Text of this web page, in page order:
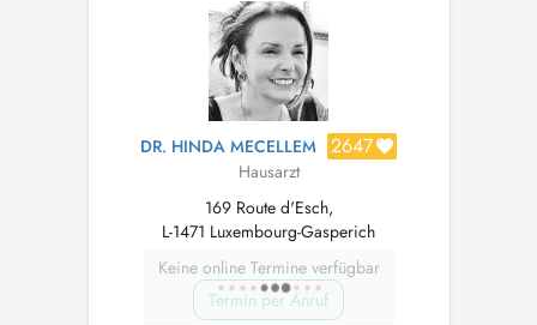
DR. HINDA MECELLEM 2647
Hausarzt
169 Route d'Esch,
L-1471 Luxembourg-Gasperich
Keine online Termine verfügbar
Termin per Anruf